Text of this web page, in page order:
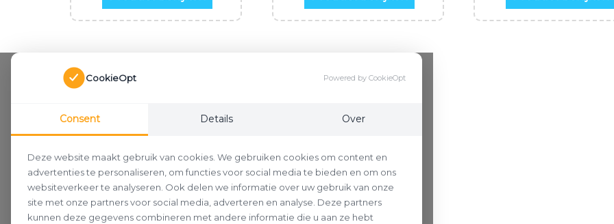
CookieOpt Powered by CookieOpt
Consent Details Over
Deze website maakt gebruik van cookies. We gebruiken cookies om content en
advertenties te personaliseren, om functies voor social media te bieden en om ons
websiteverkeer te analyseren. Ook delen we informatie over uw gebruik van onze
site met onze partners voor social media, adverteren en analyse. Deze partners
kunnen deze gegevens combineren met andere informatie die u aan ze hebt